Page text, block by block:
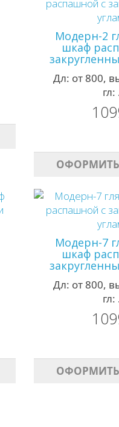
Модерн-2
шкаф
Дл: от 800,
гл:
ОФОРМИТЬ
Модерн-7
шкаф
Дл: от 800,
гл:
ОФОРМИТЬ